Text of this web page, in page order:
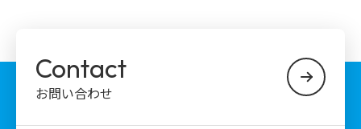
Contact
お問い合わせ